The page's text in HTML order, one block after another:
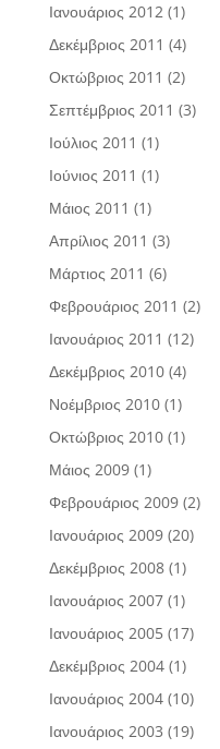
Ιανουάριος 2012(1)
Δεκέμβριος 2011 (4)
Οκτώβριος 2011 (2)
Σεπτέμβριος 2011 (3)
Ιούλιος 2011 (1)
Ιούνιος 2011 (1)
Μάιος 2011 (1)
Απρίλιος 2011 (3)
Μάρτιος 2011 (6)
Φεβρουάριος 2011 (2)
Ιανουάριος 2011 (12)
Δεκέμβριος 2010(4)
Νοέμβριος 2010(1)
Οκτώβριος 2010(1)
Μάιος 2009(1)
Φεβρουάριος 2009(2)
Ιανουάριος 2009(20)
Δεκέμβριος 2008(1)
Ιανουάριος 2007(1)
Ιανουάριος 2005(17)
Δεκέμβριος 2004(1)
Ιανουάριος 2004(10)
Ιανουάριος 2003 (19)